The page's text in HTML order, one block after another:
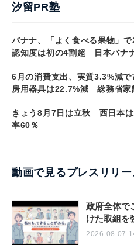
汐留PR塾
バナナ、「よく食べる果物」
認知度は初の4割超 日本バナ
6月の消費支出、実質3.3%減
房用器具は22.7%減 総務省家
きょう8月7日は立秋 西日本
率60％
動画で見るプレスリリー
政府全体で
けた取組を
2026.08.07